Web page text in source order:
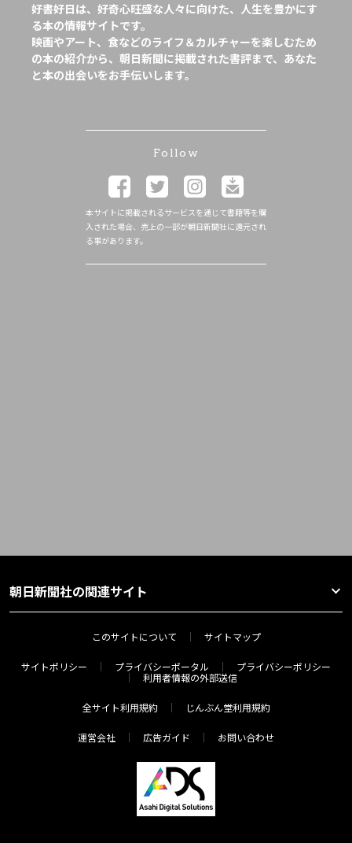
好書好日は、好奇心旺盛な人々に向けた、人生を豊かにす
る本の情報サイトです。
映画やアート、食などのライフ＆カルチャーを楽しむため
の本の紹介から、朝日新聞に掲載された書評まで、あなた
と本の出会いをお手伝いします。
Follow
本サイトに掲載されるサービスを通じて書籍等を購
入された場合、売上の一部が朝日新聞社に還元され
る事があります。
朝日新聞社の関連サイト
このサイトについて サイトマップ
サイトポリシー プライバシーポータル
プライバシーポリシー
利用者情報の外部送信
全サイト利用規約 じんぶん堂利用規約
運営会社 広告ガイド お問い合わせ